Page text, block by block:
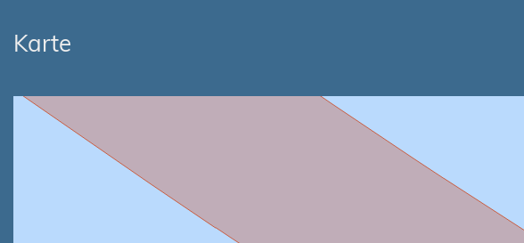
Karte